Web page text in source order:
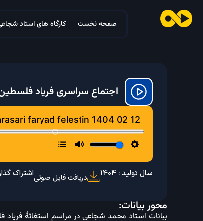
صفحه نخست کارگاه های استاد
اجتماع سراسری فریاد
سال تولید : 1404 دریافت فایل صوتیاشتراک
محور بیانات: